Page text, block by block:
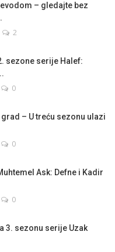
– gledajte bez
2
sezone serije Halef:
0
grad – U treću sezonu ulazi
0
Ask: Defne i Kadir
0
3. sezonu serije Uzak